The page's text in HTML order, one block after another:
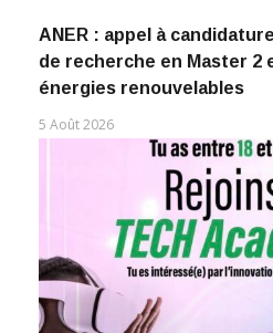
ANER : appel à
de recherche en Master 2
énergies renouvelables
5 Août 2026